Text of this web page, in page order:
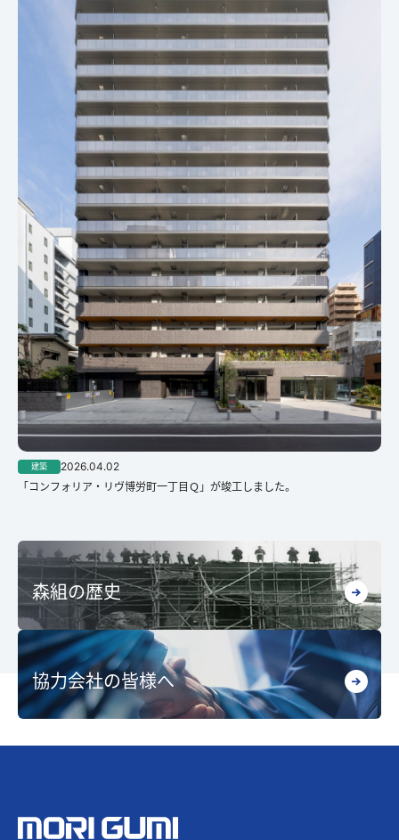
建築
2026.04.02
「コンフォリア・リヴ博労町一丁目Ｑ」が竣工しました。
森組の歴史
協力会社の皆様へ